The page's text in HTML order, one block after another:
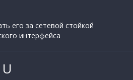
его за сетевой стойкой
интерфейса